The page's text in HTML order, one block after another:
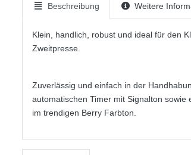
Beschreibung Weitere
Klein, handlich, robust und ideal für den
Zweitpresse.
Zuverlässig und einfach in der
automatischen Timer mit Signalton
im trendigen Berry Farbton.